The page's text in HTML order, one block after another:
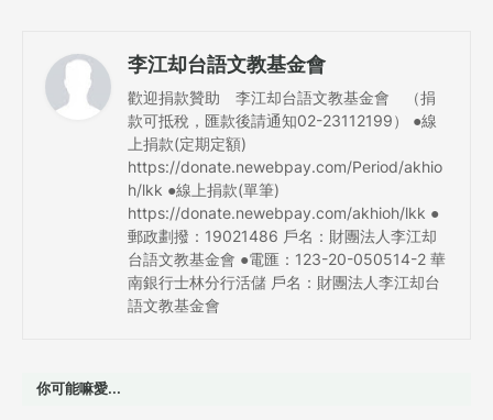
李江却台語文教基金會
歡迎捐款贊助 李江却台語文教基金會 （捐
款可抵稅，匯款後請通知02-23112199） ●線
上捐款(定期定額)
https://donate.newebpay.com/Period/akhio
h/lkk ●線上捐款(單筆)
https://donate.newebpay.com/akhioh/lkk ●
郵政劃撥：19021486 戶名：財團法人李江却
台語文教基金會 ●電匯：123-20-050514-2 華
南銀行士林分行活儲 戶名：財團法人李江却台
語文教基金會
你可能嘛愛...